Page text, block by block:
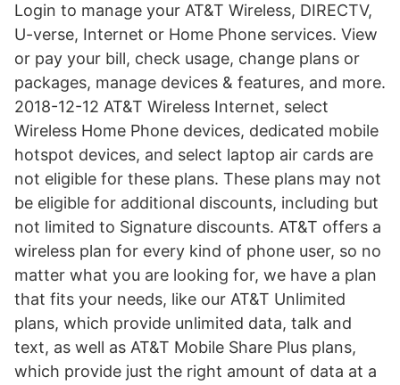
Login to manage your AT&T Wireless, DIRECTV,
U-verse, Internet or Home Phone services. View
or pay your bill, check usage, change plans or
packages, manage devices & features, and more.
2018-12-12 AT&T Wireless Internet, select
Wireless Home Phone devices, dedicated mobile
hotspot devices, and select laptop air cards are
not eligible for these plans. These plans may not
be eligible for additional discounts, including but
not limited to Signature discounts. AT&T offers a
wireless plan for every kind of phone user, so no
matter what you are looking for, we have a plan
that fits your needs, like our AT&T Unlimited
plans, which provide unlimited data, talk and
text, as well as AT&T Mobile Share Plus plans,
which provide just the right amount of data at a